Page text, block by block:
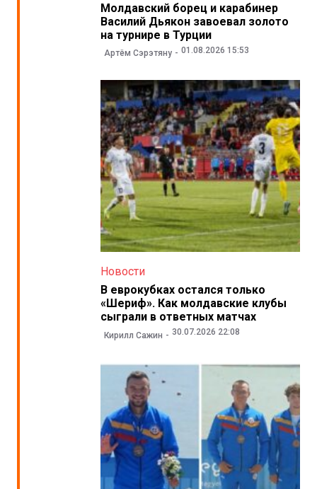
Молдавский борец и карабинер
Василий Дьякон завоевал золото
на турнире в Турции
Артём Сэрэтяну 01.08.2026 15:53
Новости
В еврокубках остался только
«Шериф». Как молдавские клубы
сыграли в ответных матчах
Кирилл Сажин 30.07.2026 22:08